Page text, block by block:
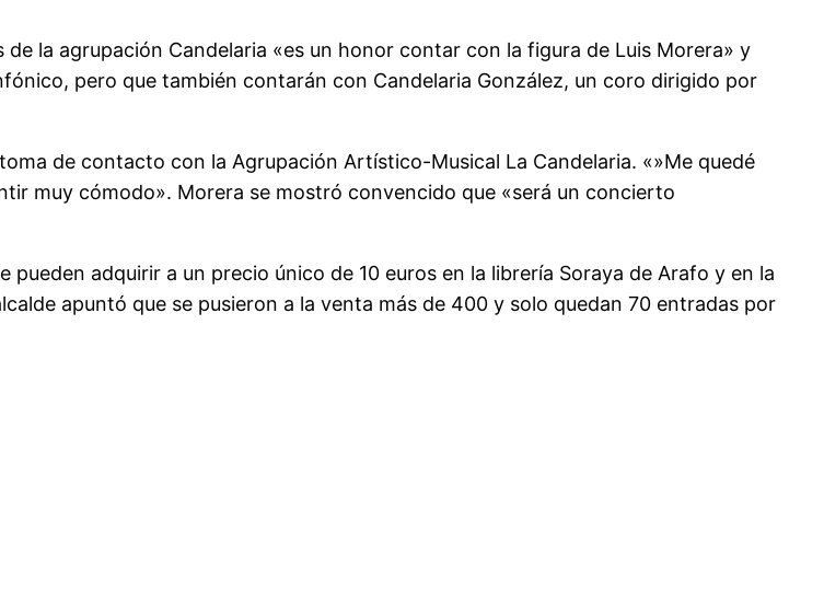
la agrupación Candelaria «es un honor contar con la figura de Luis Morera» y
pero que también contarán con Candelaria González, un coro dirigido por
de contacto con la Agrupación Artístico-Musical La Candelaria. «»Me quedé
muy cómodo». Morera se mostró convencido que «será un concierto
adquirir a un precio único de 10 euros en la librería Soraya de Arafo y en la
apuntó que se pusieron a la venta más de 400 y solo quedan 70 entradas por